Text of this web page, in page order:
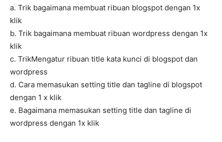
a. Trik bagaimana membuat ribuan blogspot dengan 1x
klik
b. Trik bagaimana membuat ribuan wordpress dengan 1x
klik
c. TrikMengatur ribuan title kata kunci di blogspot dan
wordpress
d. Cara memasukan setting title dan tagline di blogspot
dengan 1 x klik
e. Bagaimana memasukan setting title dan tagline di
wordpress dengan 1x klik